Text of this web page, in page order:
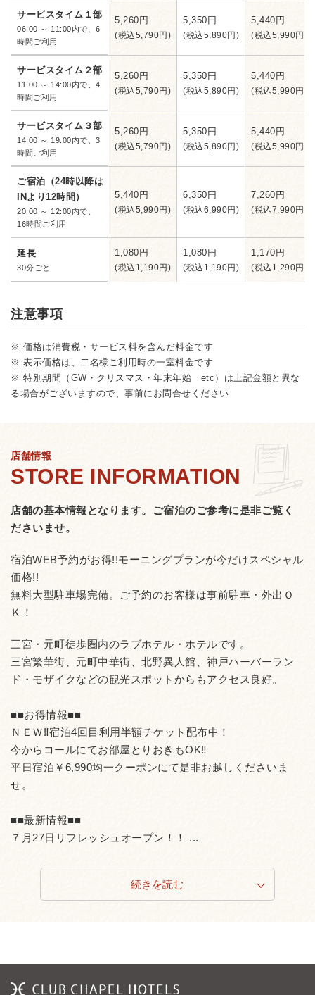
サービスタイム１部
06:00 ～ 11:00内で、6
時間ご利用
5,260円
(税込5,790円)
5,350円
(税込5,890円)
5,440円
(税込5,990円)
サービスタイム２部
11:00 ～ 14:00内で、4
時間ご利用
5,260円
(税込5,790円)
5,350円
(税込5,890円)
5,440円
(税込5,990円)
サービスタイム３部
14:00 ～ 19:00内で、3
時間ご利用
5,260円
(税込5,790円)
5,350円
(税込5,890円)
5,440円
(税込5,990円)
ご宿泊（24時以降は
INより12時間）
20:00 ～ 12:00内で、
16時間ご利用
5,440円
(税込5,990円)
6,350円
(税込6,990円)
7,260円
(税込7,990円)
延長
30分ごと
1,080円
(税込1,190円)
1,080円
(税込1,190円)
1,170円
(税込1,290円)
注意事項
※ 価格は消費税・サービス料を含んだ料金です
※ 表示価格は、二名様ご利用時の一室料金です
※ 特別期間（GW・クリスマス・年末年始 etc）は上記金額と異な
る場合がございますので、事前にお問合せください
店舗情報
店舗の基本情報となります。 ご宿泊のご参考に是非ご覧く
ださいませ。
宿泊WEB予約がお得!!モーニングプランが今だけスペシャル
価格!!
無料大型駐車場完備。ご予約のお客様は事前駐車・外出Ｏ
Ｋ！
三宮・元町徒歩圏内のラブホテル・ホテルです。
三宮繁華街、元町中華街、北野異人館、神戸ハーバーラン
ド・モザイクなどの観光スポットからもアクセス良好。
■■お得情報■■
ＮＥＷ‼宿泊4回目利用半額チケット配布中！
今からコールにてお部屋とりおきもOK‼
平日宿泊￥6,990均一クーポンにて是非お越しくださいま
せ。
■■最新情報■■
７月27日リフレッシュオープン！！ ...
続きを読む